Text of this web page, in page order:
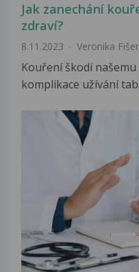
Jak zanechání
zdraví?
8.11.2023 Veronika
Kouření škodí
komplikace užívání